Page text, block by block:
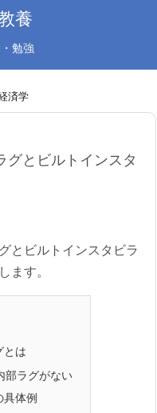
養
勉強
済学
グとビルトインスタ
とビルトインスタビラ
ます。
とは
部ラグがない
具体例